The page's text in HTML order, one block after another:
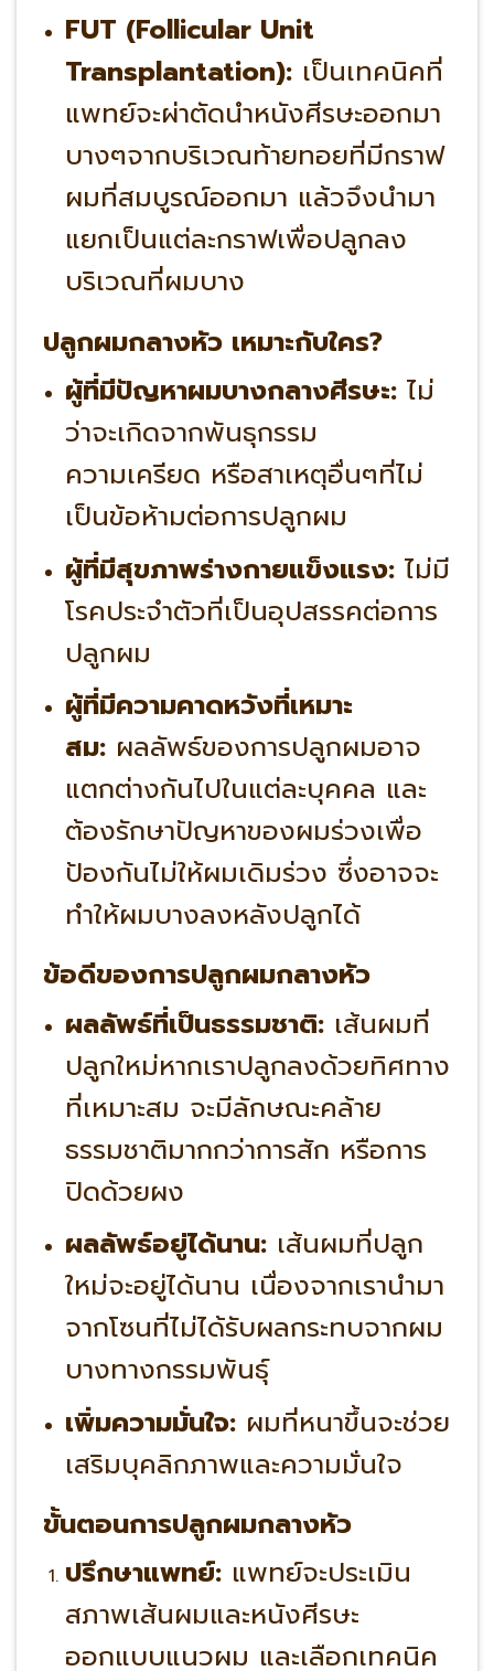
FUT (Follicular Unit
Transplantation):เป็นเทคนิคที่
แพทย์จะผ่าตัดนำหนังศีรษะออกมา
บางๆจากบริเวณท้ายทอยที่มีกราฟ
ผมที่สมบูรณ์ออกมา แล้วจึงนำมา
แยกเป็นแต่ละกราฟเพื่อปลูกลง
บริเวณที่ผมบาง
ปลูกผมกลางหัว เหมาะกับใคร?
ผู้ที่มีปัญหาผมบางกลางศีรษะ:ไม่
ว่าจะเกิดจากพันธุกรรม
ความเครียด หรือสาเหตุอื่นๆที่ไม่
เป็นข้อห้ามต่อการปลูกผม
ผู้ที่มีสุขภาพร่างกายแข็งแรง:ไม่มี
โรคประจำตัวที่เป็นอุปสรรคต่อการ
ปลูกผม
ผู้ที่มีความคาดหวังที่เหมาะ
สม:ผลลัพธ์ของการปลูกผมอาจ
แตกต่างกันไปในแต่ละบุคคล และ
ต้องรักษาปัญหาของผมร่วงเพื่อ
ป้องกันไม่ให้ผมเดิมร่วง ซึ่งอาจจะ
ทำให้ผมบางลงหลังปลูกได้
ข้อดีของการปลูกผมกลางหัว
ผลลัพธ์ที่เป็นธรรมชาติ:เส้นผมที่
ปลูกใหม่หากเราปลูกลงด้วยทิศทาง
ที่เหมาะสม จะมีลักษณะคล้าย
ธรรมชาติมากกว่าการสัก หรือการ
ปิดด้วยผง
ผลลัพธ์อยู่ได้นาน:เส้นผมที่ปลูก
ใหม่จะอยู่ได้นาน เนื่องจากเรานำมา
จากโซนที่ไม่ได้รับผลกระทบจากผม
บางทางกรรมพันธุ์
เพิ่มความมั่นใจ:ผมที่หนาขึ้นจะช่วย
เสริมบุคลิกภาพและความมั่นใจ
ขั้นตอนการปลูกผมกลางหัว
ปรึกษาแพทย์:แพทย์จะประเมิน
สภาพเส้นผมและหนังศีรษะ
ออกแบบแนวผม และเลือกเทคนิค